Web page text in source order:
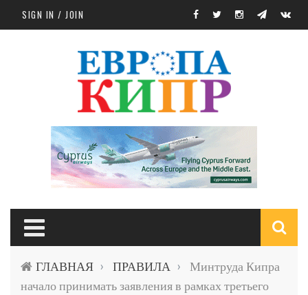
Skip to main content
SIGN IN / JOIN
ГЛАВНАЯ › ПРАВИЛА ›
Минтруда Кипра
начало принимать заявления в рамках третьего